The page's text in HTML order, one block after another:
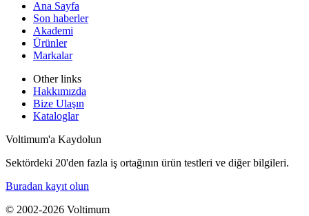
Ana Sayfa
Son haberler
Akademi
Ürünler
Markalar
Other links
Hakkımızda
Bize Ulaşın
Kataloglar
Voltimum'a Kaydolun
Sektördeki 20'den fazla iş ortağının ürün testleri ve diğer bilgileri.
Buradan kayıt olun
© 2002-2026 Voltimum